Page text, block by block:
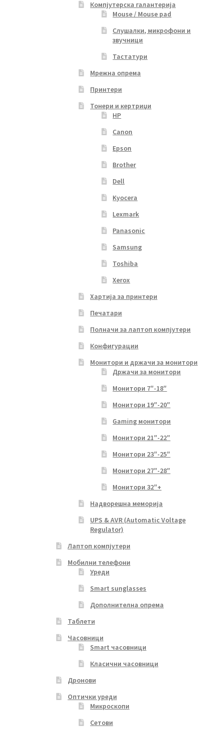
Компјутерска галантерија
Mouse / Mouse pad
Слушалки, микрофони и
звучници
Тастатури
Мрежна опрема
Принтери
Тонери и кертриџи
HP
Canon
Epson
Brother
Dell
Kyocera
Lexmark
Panasonic
Samsung
Toshiba
Xerox
Хартија за принтери
Печатари
Полначи за лаптоп компјутери
Конфигурации
Монитори и држачи за монитори
Држачи за монитори
Монитори 7″-18″
Монитори 19″-20″
Gaming монитори
Монитори 21″-22″
Монитори 23″-25″
Монитори 27″-28″
Монитори 32″+
Надворешна меморија
UPS & AVR (Automatic Voltage
Regulator)
Лаптоп компјутери
Мобилни телефони
Уреди
Smart sunglasses
Дополнителна опрема
Таблети
Часовници
Smart часовници
Класични часовници
Дронови
Оптички уреди
Микроскопи
Сетови